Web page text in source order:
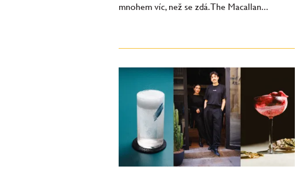
mnohem víc, než se zdá. The Macallan...